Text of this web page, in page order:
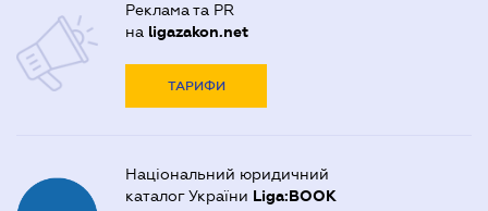
Реклама та PR
на ligazakon.net
ТАРИФИ
Національний юридичний
каталог України Liga:BOOK